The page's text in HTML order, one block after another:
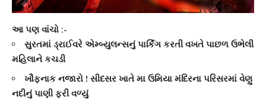
આ પણ વાંચો :-
સુરતમાં ડ્રાઈવરે એમ્બ્યુલન્સનું પાર્કિંગ કરતી વખતે પાછળ ઉભેલી
મહિલાને કચડી
ખૌફનાક નજારો ! સીદસર ખાતે મા ઉમિયા મંદિરના પરિસરમાં વેણુ
નદીનું પાણી ફરી વળ્યું